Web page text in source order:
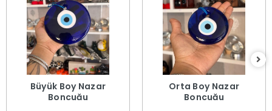
Büyük Boy Nazar
Boncuğu
Orta Boy Nazar
Boncuğu